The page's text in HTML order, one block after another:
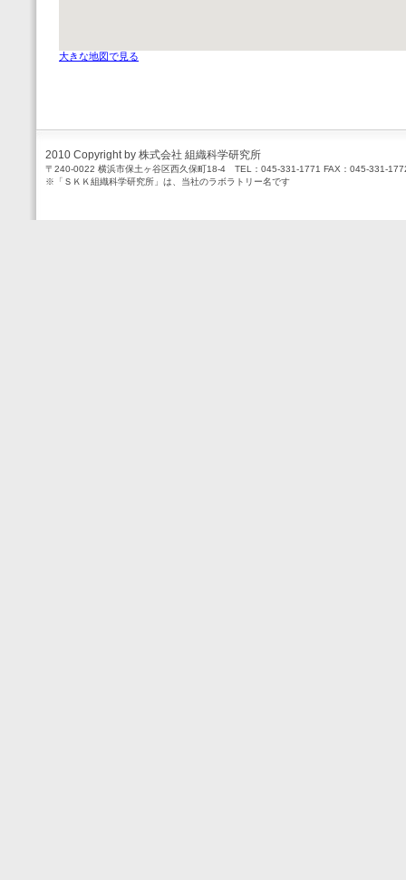
大きな地図で見る
2010 Copyright by 株式会社 組織科学研究所
〒240-0022 横浜市保土ヶ谷区西久保町18-4 TEL：045-331-1771 FAX：045-331-
※「ＳＫＫ組織科学研究所」は、当社のラボラトリー名です